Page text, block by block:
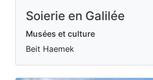
Soierie en Galilée
Musées et culture
Beit Haemek